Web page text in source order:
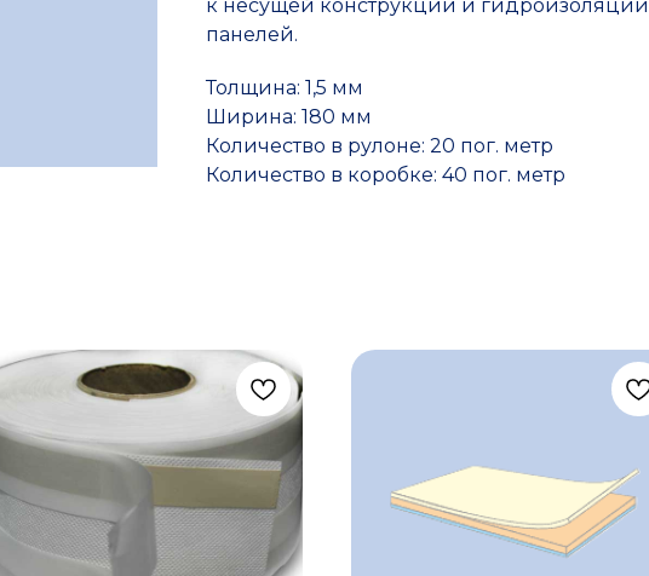
к несущей конструкции и
панелей.
Толщина: 1,5 мм
Ширина: 180 мм
Количество в рулоне: 20 пог. метр
Количество в коробке: 40 пог. метр